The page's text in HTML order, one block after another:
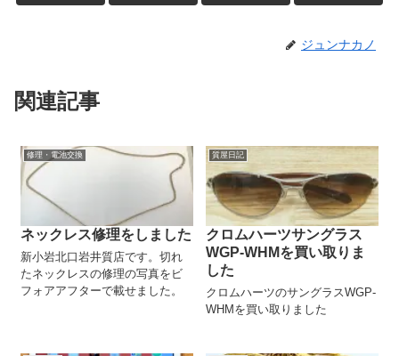
ジュンナカノ
関連記事
修理・電池交換
ネックレス修理をしました
新小岩北口岩井質店です。切れ
たネックレスの修理の写真をビ
フォアアフターで載せました。
質屋日記
クロムハーツサングラス
WGP-WHMを買い取りま
した
クロムハーツのサングラスWGP-
WHMを買い取りました